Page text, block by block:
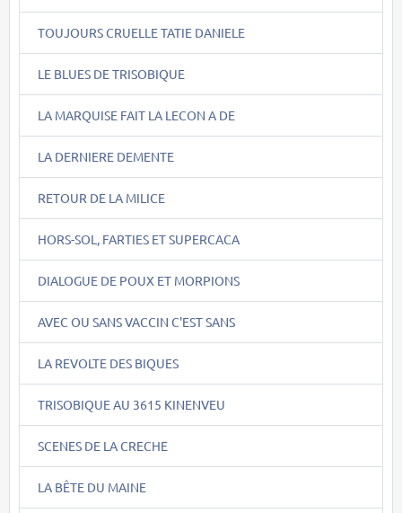
TOUJOURS CRUELLE TATIE DANIELE
LE BLUES DE TRISOBIQUE
LA MARQUISE FAIT LA LECON A DE
LA DERNIERE DEMENTE
RETOUR DE LA MILICE
HORS-SOL, FARTIES ET SUPERCACA
DIALOGUE DE POUX ET MORPIONS
AVEC OU SANS VACCIN C'EST SANS
LA REVOLTE DES BIQUES
TRISOBIQUE AU 3615 KINENVEU
SCENES DE LA CRECHE
LA BÊTE DU MAINE